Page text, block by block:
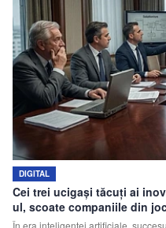
Echipa
Contact
DIGITAL
Cei trei ucigași tăcuți ai
ul, scoate companiile din